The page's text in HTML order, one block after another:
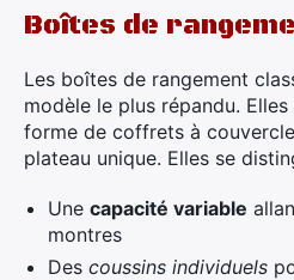
Boîtes de
Les boîtes de rangement
modèle le plus répandu.
forme de coffrets à
plateau unique. Elles se
Une capacité variable
montres
Des coussins individuels